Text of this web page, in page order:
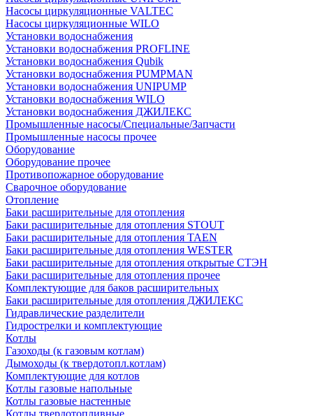
Насосы циркуляционные VALTEC
Насосы циркуляционные WILO
Установки водоснабжения
Установки водоснабжения PROFLINE
Установки водоснабжения Qubik
Установки водоснабжения PUMPMAN
Установки водоснабжения UNIPUMP
Установки водоснабжения WILO
Установки водоснабжения ДЖИЛЕКС
Промышленные насосы/Специальные/Запчасти
Промышленные насосы прочее
Оборудование
Оборудование прочее
Противопожарное оборудование
Сварочное оборудование
Отопление
Баки расширительные для отопления
Баки расширительные для отопления STOUT
Баки расширительные для отопления TAEN
Баки расширительные для отопления WESTER
Баки расширительные для отопления открытые СТЭН
Баки расширительные для отопления прочее
Комплектующие для баков расширительных
Баки расширительные для отопления ДЖИЛЕКС
Гидравлические разделители
Гидрострелки и комплектующие
Котлы
Газоходы (к газовым котлам)
Дымоходы (к твердотопл.котлам)
Комплектующие для котлов
Котлы газовые напольные
Котлы газовые настенные
Котлы твердотопливные